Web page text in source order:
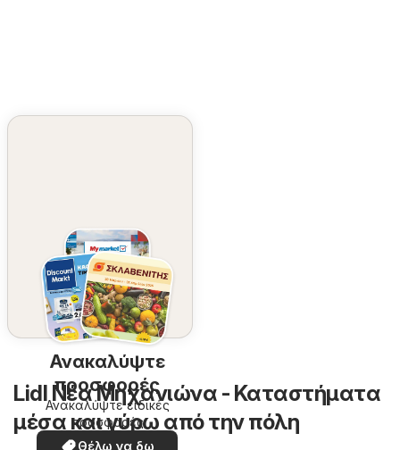
Ανακαλύψτε
προσφορές
Ανακαλύψτε ειδικές
προσφορές
Θέλω να δω
Lidl Νέα Μηχανιώνα - Καταστήματα
μέσα και γύρω από την πόλη